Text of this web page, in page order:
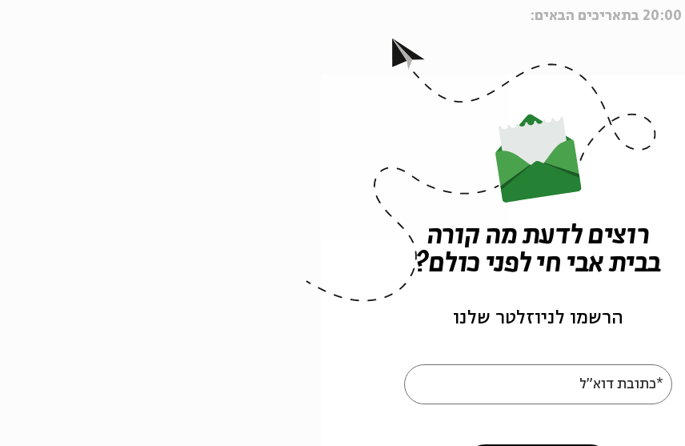
מורה נבוכים
אירועים נוספים בסדרה
רוצים לדעת מה קורה
בבית אבי חי לפני כולם?
הרשמו לניוזלטר שלנו
*כתובת דוא"ל